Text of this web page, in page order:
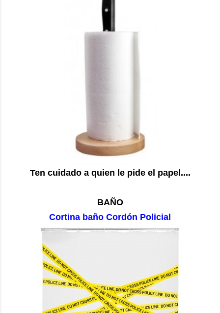
Ten cuidado a quien le pide el papel....
BAÑO
Cortina baño Cordón Policial